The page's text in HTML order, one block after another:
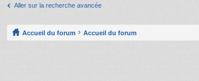
Aller sur la recherche avancée
Accueil du forum Accueil du forum